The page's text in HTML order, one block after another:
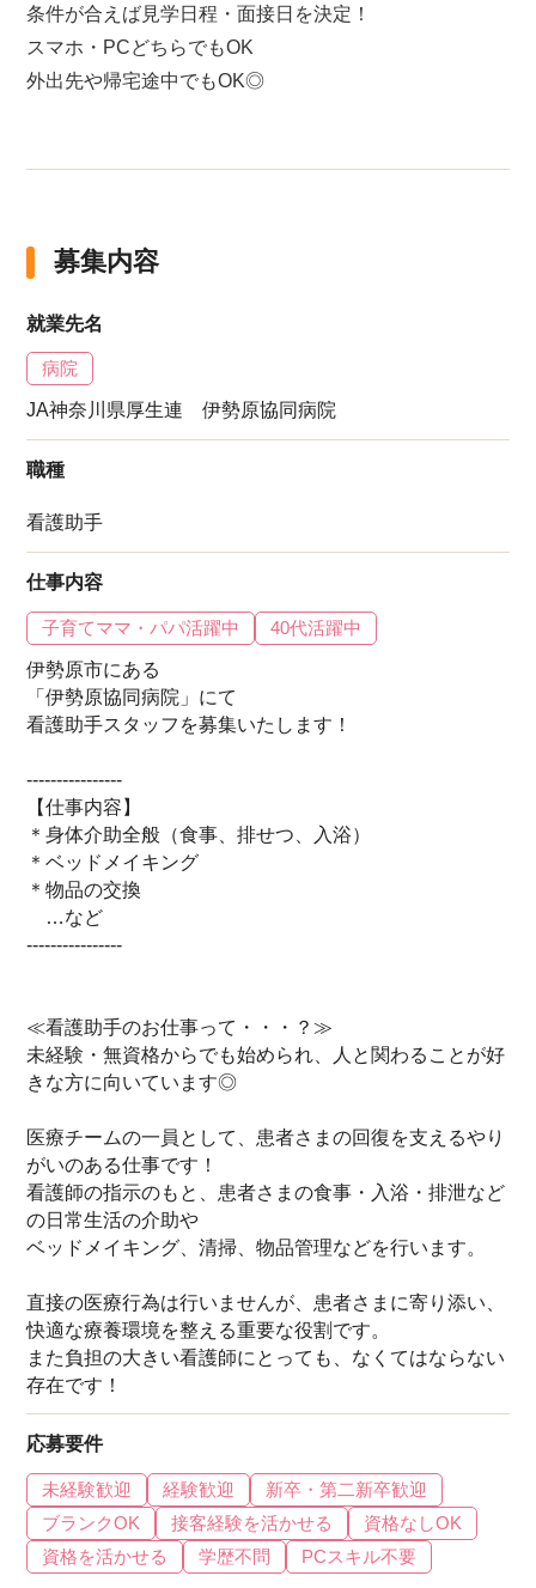
条件が合えば見学日程・面接日を決定！
スマホ・PCどちらでもOK
外出先や帰宅途中でもOK◎
募集内容
就業先名
病院
JA神奈川県厚生連 伊勢原協同病院
職種
看護助手
仕事内容
子育てママ・パパ活躍中 40代活躍中
伊勢原市にある
「伊勢原協同病院」にて
看護助手スタッフを募集いたします！
----------------
【仕事内容】
＊身体介助全般（食事、排せつ、入浴）
＊ベッドメイキング
＊物品の交換
…など
----------------
≪看護助手のお仕事って・・・？≫
未経験・無資格からでも始められ、人と関わることが好
きな方に向いています◎
医療チームの一員として、患者さまの回復を支えるやり
がいのある仕事です！
看護師の指示のもと、患者さまの食事・入浴・排泄など
の日常生活の介助や
ベッドメイキング、清掃、物品管理などを行います。
直接の医療行為は行いませんが、患者さまに寄り添い、
快適な療養環境を整える重要な役割です。
また負担の大きい看護師にとっても、なくてはならない
存在です！
応募要件
未経験歓迎 経験歓迎
新卒・第二新卒歓迎
ブランクOK
接客経験を活かせる
資格なしOK
資格を活かせる
学歴不問 PCスキル不要